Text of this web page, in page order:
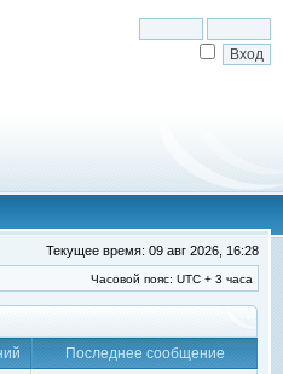
Текущее время: 09 авг 2026, 16:28
Часовой пояс: UTC + 3 часа
Последнее сообщение